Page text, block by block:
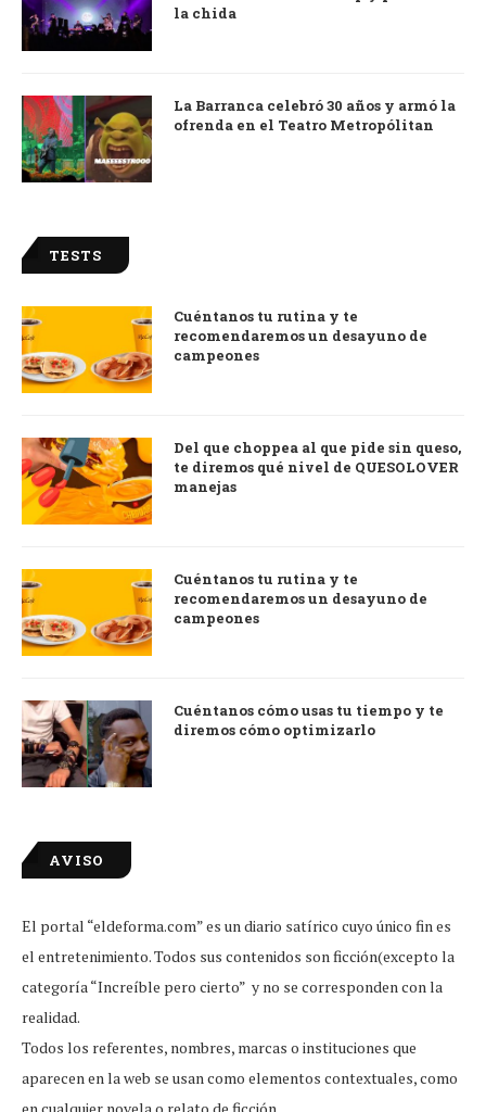
la chida
La Barranca celebró 30 años y armó la
ofrenda en el Teatro Metropólitan
TESTS
Cuéntanos tu rutina y te
recomendaremos un desayuno de
campeones
Del que choppea al que pide sin queso,
te diremos qué nivel de QUESOLOVER
manejas
Cuéntanos tu rutina y te
recomendaremos un desayuno de
campeones
Cuéntanos cómo usas tu tiempo y te
diremos cómo optimizarlo
AVISO
El portal “eldeforma.com” es un diario satírico cuyo único fin es
el entretenimiento. Todos sus contenidos son ficción(excepto la
categoría “Increíble pero cierto” y no se corresponden con la
realidad.
Todos los referentes, nombres, marcas o instituciones que
aparecen en la web se usan como elementos contextuales, como